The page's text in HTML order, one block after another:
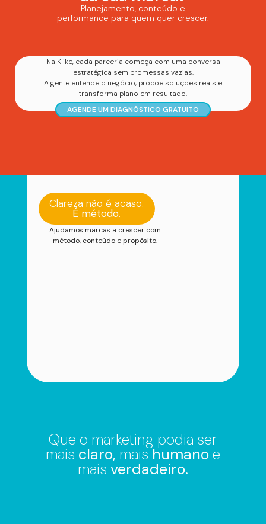
Planejamento, conteúdo e
performance para quem quer crescer.
Na Klike, cada parceria começa com uma conversa
estratégica sem promessas vazias.
A gente entende o negócio, propõe soluções reais e
transforma plano em resultado.
AGENDE UM DIAGNÓSTICO GRATUITO
Clareza não é acaso.
É método.
Ajudamos marcas a crescer com
método, conteúdo e propósito.
Que o marketing podia ser
mais claro, maishumanoe
mais verdadeiro.